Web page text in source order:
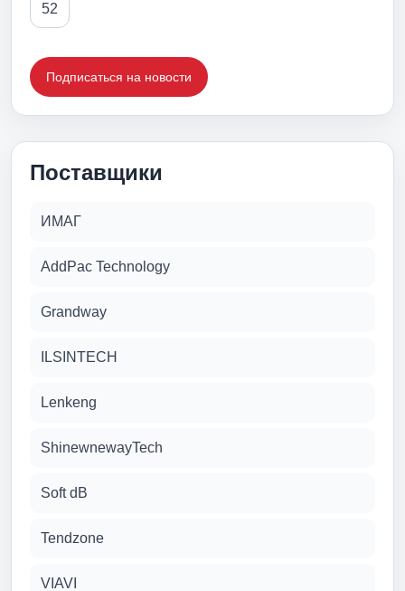
52
Подписаться на новости
Поставщики
ИМАГ
AddPac Technology
Grandway
ILSINTECH
Lenkeng
ShinewnewayTech
Soft dB
Tendzone
VIAVI